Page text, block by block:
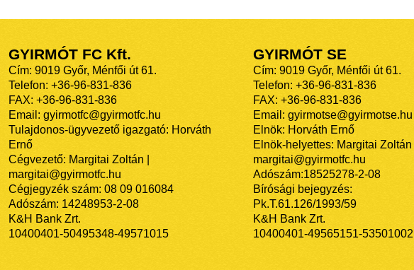
GYIRMÓT FC Kft.
Cím: 9019 Győr, Ménfői út 61.
Telefon: +36-96-831-836
FAX: +36-96-831-836
Email: gyirmotfc@gyirmotfc.hu
Tulajdonos-ügyvezető igazgató: Horváth
Ernő
Cégvezető: Margitai Zoltán |
margitai@gyirmotfc.hu
Cégjegyzék szám: 08 09 016084
Adószám: 14248953-2-08
K&H Bank Zrt.
10400401-50495348-49571015
GYIRMÓT SE
Cím: 9019 Győr, Ménfői út 61.
Telefon: +36-96-831-836
FAX: +36-96-831-836
Email: gyirmotse@gyirmotse.hu
Elnök: Horváth Ernő
Elnök-helyettes: Margitai Zoltán |
margitai@gyirmotfc.hu
Adószám:18525278-2-08
Bírósági bejegyzés:
Pk.T.61.126/1993/59
K&H Bank Zrt.
10400401-49565151-53501002